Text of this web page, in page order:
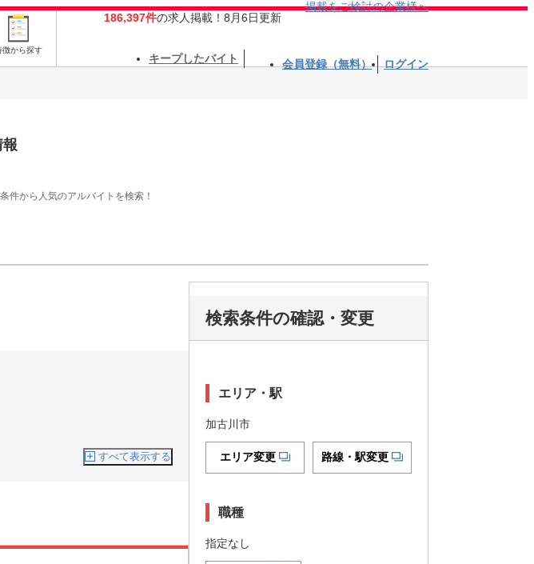
徴から探す
186,397件の求人掲載！8月6日更新
掲載をご検討の企業様へ
キープしたバイト 会員登録（無料） ログイン
件から人気のアルバイトを検索！
すべて表示する
検索条件の確認・変更
エリア・駅
加古川市
エリア変更 路線・駅変更
職種
指定なし